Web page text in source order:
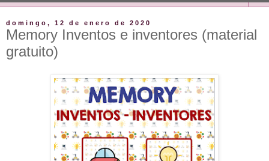
domingo, 12 de enero de 2020
Memory Inventos e inventores (material
gratuito)